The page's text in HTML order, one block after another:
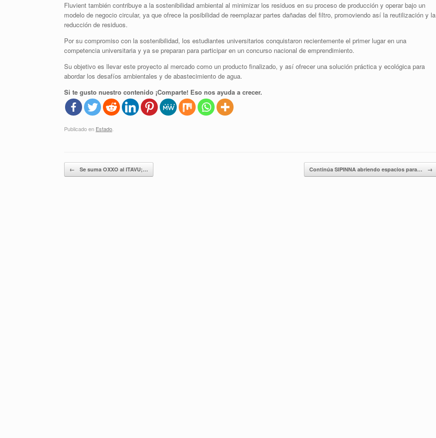
Fluvient también contribuye a la sostenibilidad ambiental al minimizar los residuos en su proceso de producción y operar bajo un
modelo de negocio circular, ya que ofrece la posibilidad de reemplazar partes dañadas del filtro, promoviendo así la reutilización y la
reducción de residuos.
Por su compromiso con la sostenibilidad, los estudiantes universitarios conquistaron recientemente el primer lugar en una
competencia universitaria y ya se preparan para participar en un concurso nacional de emprendimiento.
Su objetivo es llevar este proyecto al mercado como un producto finalizado, y así ofrecer una solución práctica y ecológica para
abordar los desafíos ambientales y de abastecimiento de agua.
Si te gusto nuestro contenido ¡Comparte! Eso nos ayuda a crecer.
Publicado en Estado
Navegador de artículos
← Se suma OXXO al ITAVU;… Continúa SIPINNA abriendo espacios para… →